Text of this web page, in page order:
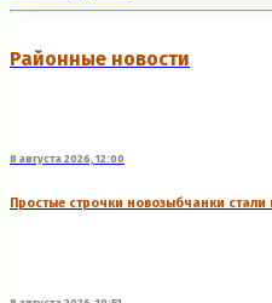
Районные новости
8 августа 2026, 12:00
Простые строчки новозыбчанки